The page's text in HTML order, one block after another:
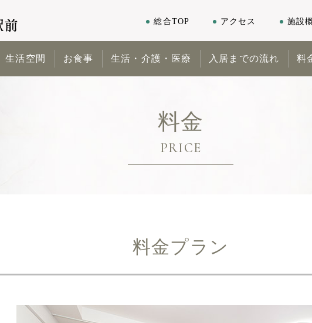
総合TOP アクセス 施設
生活空間 お食事 生活・介護・医療 入居までの流れ 料
料金
PRICE
料金プラン